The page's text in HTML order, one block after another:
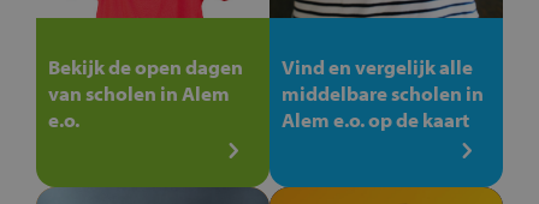
Bekijk de open dagen
van scholen in Alem
e.o.
Vind en vergelijk alle
middelbare scholen in
Alem e.o. op de kaart